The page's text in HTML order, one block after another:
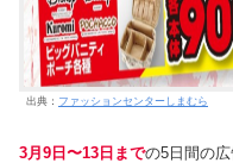
出典： ファッションセンターしまむら
3月9日〜13日までの5日間の広